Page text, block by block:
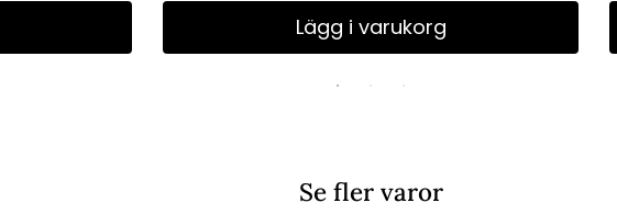
Lägg i varukorg
Se fler varor